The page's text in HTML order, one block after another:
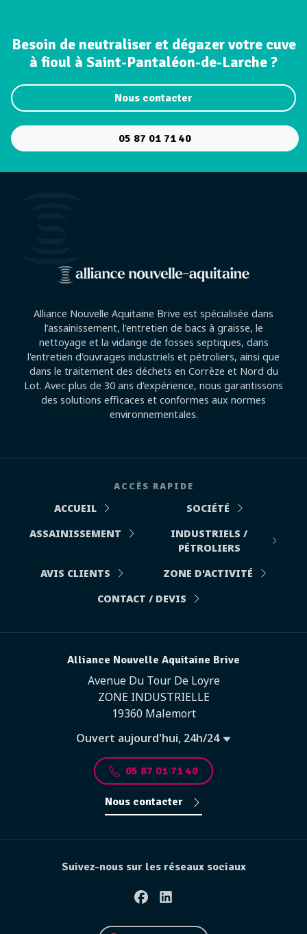
Besoin de neutraliser et dégazer votre cuve
à fioul à Saint-Pantaléon-de-Larche ?
Nous contacter
05 87 01 71 40
Alliance Nouvelle Aquitaine Brive est spécialisée dans
l’assainissement, l'entretien de bacs à graisse, le
nettoyage et la vidange de fosses septiques, dans
l'entretien d'ouvrages industriels et pétroliers, ainsi que
dans le traitement des déchets en Corrèze et Nord du
Lot. Avec plus de 30 ans d'expérience, nous garantissons
des solutions efficaces et conformes aux normes
environnementales.
ACCÈS RAPIDE
ACCUEIL
SOCIÉTÉ
ASSAINISSEMENT
INDUSTRIELS /
PÉTROLIERS
AVIS CLIENTS
ZONE D'ACTIVITÉ
CONTACT / DEVIS
Alliance Nouvelle Aquitaine Brive
Avenue Du Tour De Loyre
ZONE INDUSTRIELLE
19360 Malemort
Ouvert aujourd'hui, 24h/24
05 87 01 71 40
Nous contacter
Suivez-nous sur les réseaux sociaux
FacebookLinkedin